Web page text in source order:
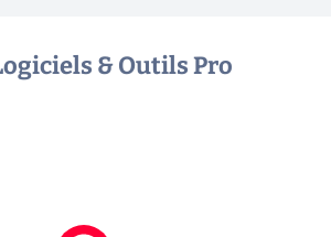
& Outils Pro